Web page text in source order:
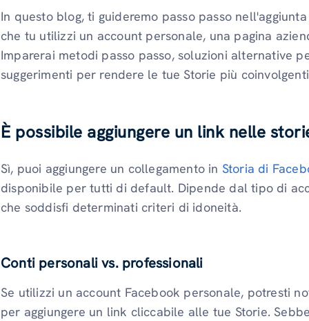
In questo blog, ti guideremo passo passo
che tu utilizzi un account personale, una pagina
Imparerai metodi passo passo, soluzioni alternative
suggerimenti per rendere le tue Storie più
È possibile aggiungere un link nelle
Sì, puoi aggiungere un collegamento in Storia di
disponibile per tutti di default. Dipende dal tipo di
che soddisfi determinati criteri di idoneità.
Conti personali vs. professionali
Se utilizzi un account Facebook personale, potresti
per aggiungere un link cliccabile alle tue Storie.